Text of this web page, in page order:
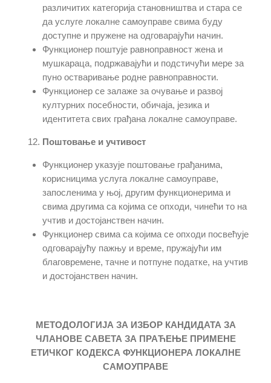
различитих категорија становништва и стара се
да услуге локалне самоуправе свима буду
доступне и пружене на одговарајући начин.
Функционер поштује равноправност жена и
мушкараца, подржавајући и подстичући мере за
пуно остваривање родне равноправности.
Функционер се залаже за очување и развој
културних посебности, обичаја, језика и
идентитета свих грађана локалне самоуправе.
Поштовање и учтивост
Функционер указује поштовање грађанима,
корисницима услуга локалне самоуправе,
запосленима у њој, другим функционерима и
свима другима са којима се опходи, чинећи то на
учтив и достојанствен начин.
Функционер свима са којима се опходи посвећује
одговарајућу пажњу и време, пружајући им
благовремене, тачне и потпуне податке, на учтив
и достојанствен начин.
МЕТОДОЛОГИЈА ЗА ИЗБОР КАНДИДАТА ЗА
ЧЛАНОВЕ САВЕТА ЗА ПРАЋЕЊЕ ПРИМЕНЕ
ЕТИЧКОГ КОДЕКСА ФУНКЦИОНЕРА ЛОКАЛНЕ
САМОУПРАВЕ